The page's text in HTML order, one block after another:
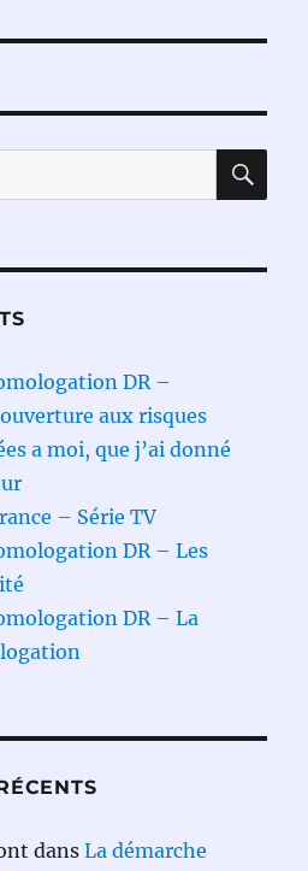
DR –
aux risques
a moi, que j’ai donné
– Série TV
DR – Les
DR – La
dansLa démarche